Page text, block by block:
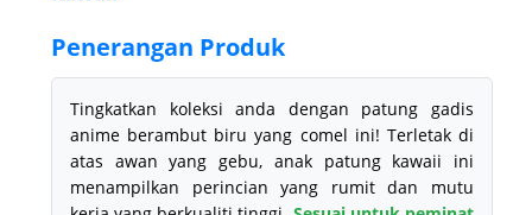
Penerangan Produk
Tingkatkan koleksi anda dengan patung gadis
anime berambut biru yang comel ini! Terletak di
atas awan yang gebu, anak patung kawaii ini
menampilkan perincian yang rumit dan mutu